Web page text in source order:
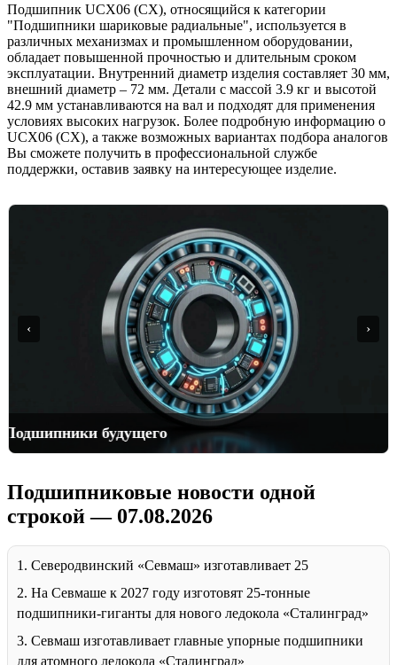
Подшипник UCX06 (CX), относящийся к категории
"Подшипники шариковые радиальные", используется в
различных механизмах и промышленном оборудовании,
обладает повышенной прочностью и длительным сроком
эксплуатации. Внутренний диаметр изделия составляет 30 мм,
внешний диаметр – 72 мм. Детали с массой 3.9 кг и высотой
42.9 мм устанавливаются на вал и подходят для применения
условиях высоких нагрузок. Более подробную информацию о
UCX06 (CX), а также возможных вариантах подбора аналогов
Вы сможете получить в профессиональной службе
поддержки, оставив заявку на интересующее изделие.
Подшипники будущего
‹ ›
Подшипниковые новости одной
строкой — 07.08.2026
1. Северодвинский «Севмаш» изготавливает 25
2. На Севмаше к 2027 году изготовят 25-тонные
подшипники-гиганты для нового ледокола «Сталинград»
3. Севмаш изготавливает главные упорные подшипники
для атомного ледокола «Сталинград»